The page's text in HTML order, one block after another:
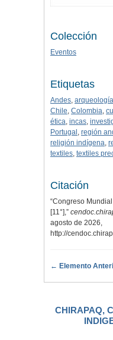
Colección
Eventos
Etiquetas
Andes, arqueología
Chile, Colombia,
ética, incas,
Portugal , región
religión indígena,
textiles, textiles
Citación
“Congreso
[11°],”
agosto de 2026,
http://
← Elemento
CHIRAPAQ,